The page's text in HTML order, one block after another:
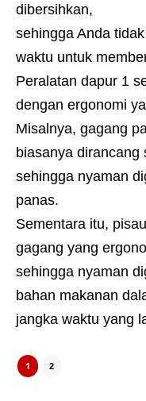
dibersihkan,
sehingga Anda
waktu untuk
Peralatan dapur 1
dengan ergonomi
Misalnya, gagang
biasanya dirancang
sehingga nyaman
panas.
Sementara itu,
gagang yang
sehingga nyaman
bahan makanan
jangka waktu yang
1 2